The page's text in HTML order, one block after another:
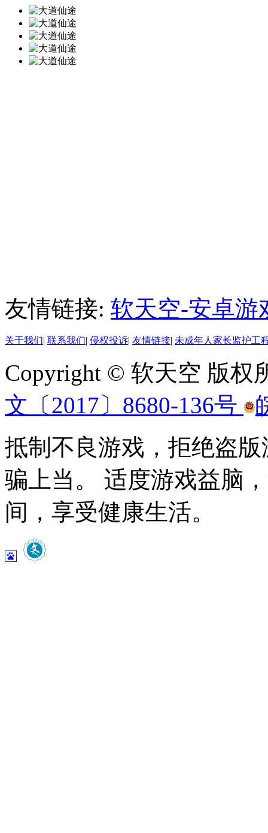
友情链接: 软天空-安卓游
关于我们| 联系我们| 侵权投诉| 友情链接| 未成年人家长监护工
Copyright © 软天空 版权
文〔2017〕8680-136号
抵制不良游戏，拒绝盗
骗上当。 适度游戏益脑
间，享受健康生活。